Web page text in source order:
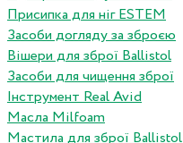
Присипка для ніг ESTEM
Засоби догляду за зброєю
Вішери для зброї Ballistol
Засоби для чищення зброї
Інструмент Real Avid
Масла Milfoam
Мастила для зброї Ballistol